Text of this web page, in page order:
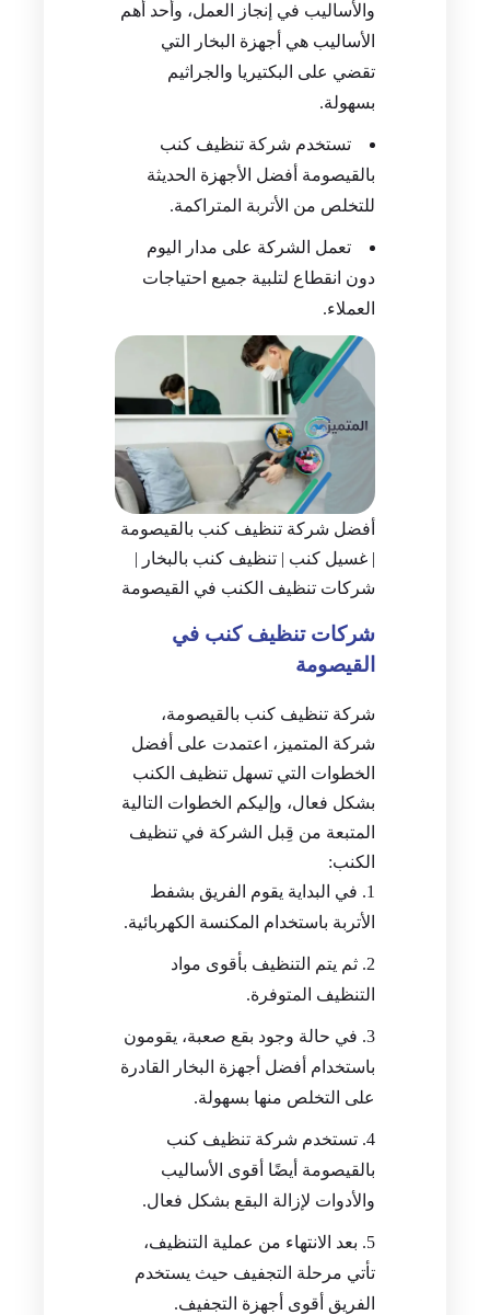
والأساليب في إنجاز العمل، وأحد أهم
الأساليب هي أجهزة البخار التي
تقضي على البكتيريا والجراثيم
بسهولة.
تستخدم شركة تنظيف كنب
بالقيصومة أفضل الأجهزة الحديثة
للتخلص من الأتربة المتراكمة.
تعمل الشركة على مدار اليوم
دون انقطاع لتلبية جميع احتياجات
العملاء.
أفضل شركة تنظيف كنب بالقيصومة
| غسيل كنب | تنظيف كنب بالبخار |
شركات تنظيف الكنب في القيصومة
شركات تنظيف كنب في
القيصومة
شركة تنظيف كنب بالقيصومة،
شركة المتميز، اعتمدت على أفضل
الخطوات التي تسهل تنظيف الكنب
بشكل فعال، وإليكم الخطوات التالية
المتبعة من قِبل الشركة في تنظيف
الكنب:
في البداية يقوم الفريق بشفط
الأتربة باستخدام المكنسة الكهربائية.
ثم يتم التنظيف بأقوى مواد
التنظيف المتوفرة.
في حالة وجود بقع صعبة، يقومون
باستخدام أفضل أجهزة البخار القادرة
على التخلص منها بسهولة.
تستخدم شركة تنظيف كنب
بالقيصومة أيضًا أقوى الأساليب
والأدوات لإزالة البقع بشكل فعال.
بعد الانتهاء من عملية التنظيف،
تأتي مرحلة التجفيف حيث يستخدم
الفريق أقوى أجهزة التجفيف.